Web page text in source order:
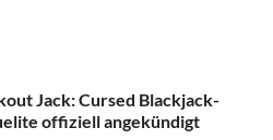
Jack: Cursed Blackjack-
offiziell angekündigt